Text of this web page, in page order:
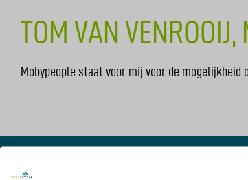
TOM VAN VENROOIJ,
Mobypeople staat voor mij voor de